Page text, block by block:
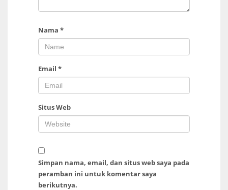
Nama *
Email *
Situs Web
Simpan nama, email, dan situs web saya pada
peramban ini untuk komentar saya
berikutnya.